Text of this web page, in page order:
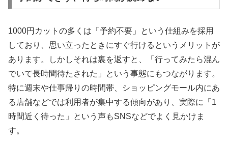
1000円カットの多くは「予約不要」という仕組みを採用
しており、思い立ったときにすぐ行けるというメリットが
あります。しかしそれは裏を返すと、「行ってみたら混ん
でいて長時間待たされた」という事態にもつながります。
特に週末や仕事帰りの時間帯、ショッピングモール内にあ
る店舗などでは利用者が集中する傾向があり、実際に「1
時間近く待った」という声もSNSなどでよく見かけま
す。